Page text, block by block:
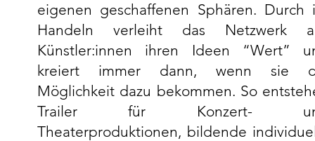
eigenen geschaffenen Sphären. Durch
Handeln verleiht das Netzwerk
Künstler:innen ihren Ideen “Wert”
kreiert immer dann, wenn sie
Möglichkeit dazu bekommen. So
Trailer für Konzert-
Theaterproduktionen, bildende